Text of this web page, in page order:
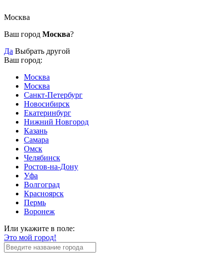
Москва
Ваш город Москва?
Да Выбрать другой
Ваш город:
Москва
Москва
Санкт-Петербург
Новосибирск
Екатеринбург
Нижний Новгород
Казань
Самара
Омск
Челябинск
Ростов-на-Дону
Уфа
Волгоград
Красноярск
Пермь
Воронеж
Или укажите в поле:
Это мой город!